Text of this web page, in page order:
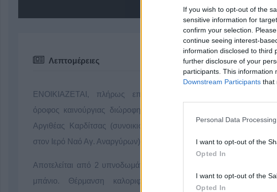
If you wish to opt-out of the
sensitive information for
confirm your selection.
continue seeing interest-
information disclosed to third
further disclosure of your
participants. This information
Downstream Participants that
Personal Data
I want to opt-out of the
Opted In
I want to opt-out of the
Opted In
Λεπτομέρειες
ΕΝΟΙΚΙΑΖΕΤΑΙ, πλήρως επιπλωμένος, ο πρώτος
όροφος καινούργιας διώροφης κατοικίας στο Ανθηρό
Αργιθέας Καρδίτσας (συνοικισμός Λαγκαδίου - κοντά
στον Ιερό Ναό Αγ. Αναργύρων).
Αποτελείται από 2 υπνοδωμάτια, σαλόνι - κουζίνα και
μπάνιο. Θέρμανση καλοριφέρ. Θέα απεριόριστη.